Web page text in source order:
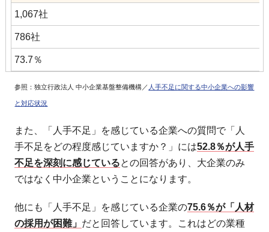
1,067社
786社
73.7％
参照：独立行政法人 中小企業基盤整備機構／ 人手不足に関する中小企業への影響
と対応状況
また、「人手不足」を感じている企業への質問で「人
手不足をどの程度感じていますか？」には52.8％が人手
不足を深刻に感じているとの回答があり、大企業のみ
ではなく中小企業ということになります。
他にも「人手不足」を感じている企業の75.6％が「人材
の採用が困難」 だと回答しています。これはどの業種